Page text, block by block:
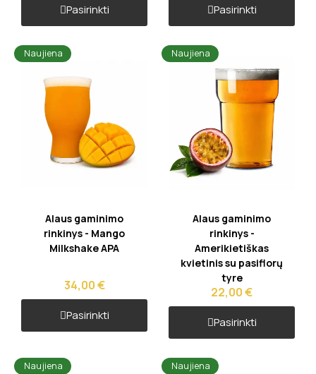
Pasirinkti Pasirinkti
Greita peržiūra
Alaus gaminimo
rinkinys - Mango
Milkshake APA
34,00 €
Naujiena
Pasirinkti
Greita peržiūra
Alaus gaminimo
rinkinys -
Amerikietiškas
kvietinis su pasiflorų
tyre
22,00 €
Naujiena
Pasirinkti
Naujiena Naujiena